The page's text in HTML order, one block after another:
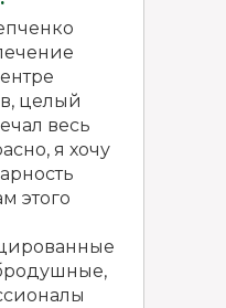
целый
весь
я хочу
этого